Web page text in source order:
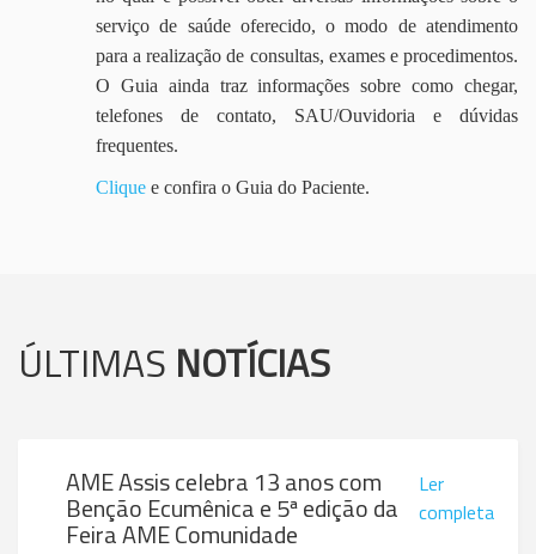
serviço de saúde oferecido, o modo de atendimento
para a realização de consultas, exames e procedimentos.
O Guia ainda traz informações sobre como chegar,
telefones de contato, SAU/Ouvidoria e dúvidas
frequentes.
Clique e confira o Guia do Paciente.
ÚLTIMAS NOTÍCIAS
AME Assis celebra 13 anos com
Benção Ecumênica e 5ª edição da
Feira AME Comunidade
Ler
completa